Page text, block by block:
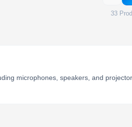
33
microphones, speakers, and